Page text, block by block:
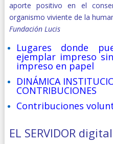
aporte positivo en el
organismo viviente de la
Fundación Lucis
Lugares donde
ejemplar impreso
impreso en papel
DINÁMICA
CONTRIBUCIONES
Contribuciones
EL SERVIDOR digital